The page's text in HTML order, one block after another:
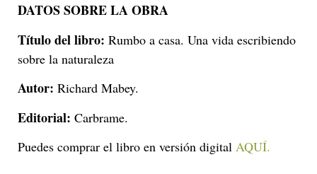
DATOS SOBRE LA OBRA
Título del libro: Rumbo a casa. Una vida escribiendo
sobre la naturaleza
Autor: Richard Mabey.
Editorial: Carbrame.
Puedes comprar el libro en versión digital AQUÍ.